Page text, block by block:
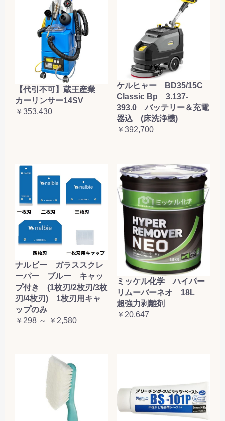
【代引不可】蔵王産業
カーリンサー14SV
￥353,430
ケルヒャー BD35/15C
Classic Bp 3.137-
393.0 バッテリー＆充電
器込 (床洗浄機)
￥392,700
ナルビー ガラススクレ
ーパー ブルー キャッ
プ付き (1枚刃/2枚刃/3枚
刃/4枚刃) 1枚刃用キャ
ップのみ
￥298 ～ ￥2,580
ミッケル化学 ハイパー
リムーバーネオ 18L
超強力剥離剤
￥20,647